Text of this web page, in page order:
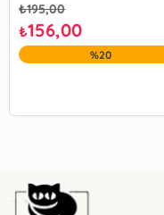
₺195,00
₺156,00
%20